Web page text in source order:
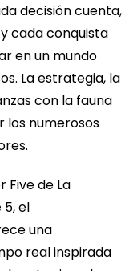
decisión cuenta,
cada conquista
en un mundo
La estrategia, la
con la fauna
los numerosos
Five de La
5, el
una
real inspirada